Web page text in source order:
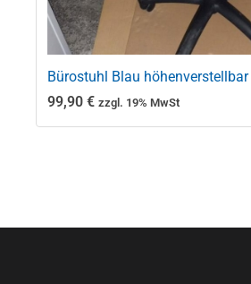
Bürostuhl Blau
99,90 € zzgl. 19% MwSt